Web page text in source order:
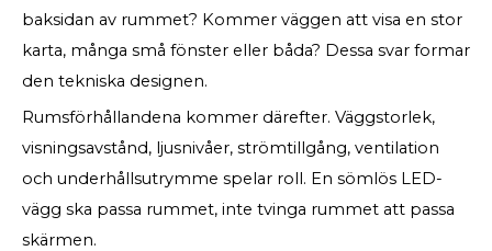
baksidan av rummet? Kommer väggen att visa en stor
karta, många små fönster eller båda? Dessa svar formar
den tekniska designen.
Rumsförhållandena kommer därefter. Väggstorlek,
visningsavstånd, ljusnivåer, strömtillgång, ventilation
och underhållsutrymme spelar roll. En sömlös LED-
vägg ska passa rummet, inte tvinga rummet att passa
skärmen.